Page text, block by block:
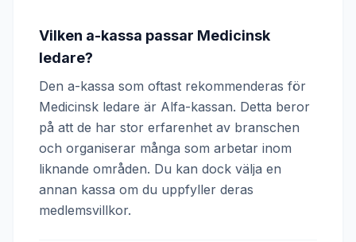
Vilken a-kassa passar Medicinsk
ledare?
Den a-kassa som oftast rekommenderas för
Medicinsk ledare är Alfa-kassan. Detta beror
på att de har stor erfarenhet av branschen
och organiserar många som arbetar inom
liknande områden. Du kan dock välja en
annan kassa om du uppfyller deras
medlemsvillkor.